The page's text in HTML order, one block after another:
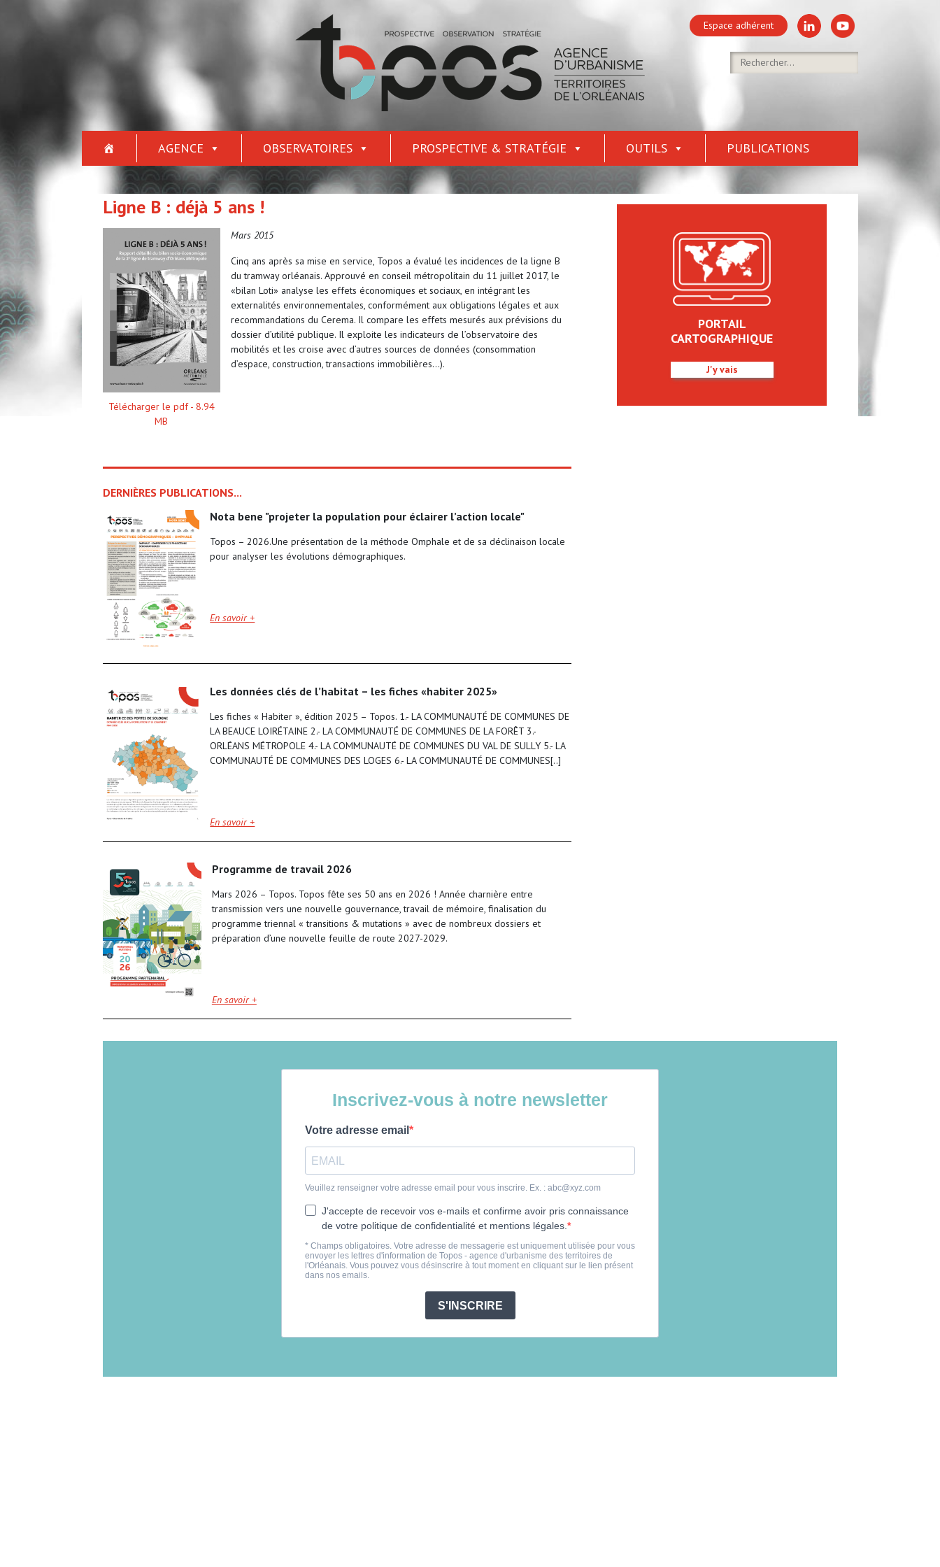
Espace adhérent
AGENCE OBSERVATOIRES PROSPECTIVE & STRATÉGIE OUTILS PUBLICATIONS
PORTAIL
CARTOGRAPHIQUE
J'y vais
Ligne B : déjà 5 ans !
Télécharger le pdf - 8.94
MB
Mars 2015
Cinq ans après sa mise en service, Topos a évalué les incidences de la ligne B
du tramway orléanais. Approuvé en conseil métropolitain du 11 juillet 2017, le
«bilan Loti» analyse les effets économiques et sociaux, en intégrant les
externalités environnementales, conformément aux obligations légales et aux
recommandations du Cerema. Il compare les effets mesurés aux prévisions du
dossier d’utilité publique. Il exploite les indicateurs de l’observatoire des
mobilités et les croise avec d’autres sources de données (consommation
d’espace, construction, transactions immobilières…).
DERNIÈRES PUBLICATIONS...
nota bene "projeter la population pour éclairer l’action locale"
Topos – 2026.Une présentation de la méthode Omphale et de sa déclinaison locale
pour analyser les évolutions démographiques.
En savoir +
les données clés de l’habitat – les fiches «habiter 2025»
Les fiches « Habiter », édition 2025 – Topos. 1.- LA COMMUNAUTÉ DE COMMUNES DE
LA BEAUCE LOIRÉTAINE 2.- LA COMMUNAUTÉ DE COMMUNES DE LA FORÊT 3.-
ORLÉANS MÉTROPOLE 4.- LA COMMUNAUTÉ DE COMMUNES DU VAL DE SULLY 5.- LA
COMMUNAUTÉ DE COMMUNES DES LOGES 6.- LA COMMUNAUTÉ DE COMMUNES[..]
En savoir +
programme de travail 2026
Mars 2026 – Topos. Topos fête ses 50 ans en 2026 ! Année charnière entre
transmission vers une nouvelle gouvernance, travail de mémoire, finalisation du
programme triennal « transitions & mutations » avec de nombreux dossiers et
préparation d’une nouvelle feuille de route 2027-2029.
En savoir +